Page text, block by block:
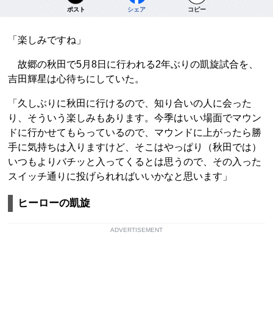
ポスト シェア コピー
「楽しみですね」
故郷の秋田で5月8日に行われる2年ぶりの凱旋試合を、
吉田輝星は心待ちにしていた。
「久しぶりに秋田に行けるので、知り合いの人に会った
り、そういう楽しみもあります。今季はいい場面でマウン
ドに行かせてもらっているので、マウンドに上がったら勝
手に気持ちは入りますけど、そこはやっぱり（秋田では）
いつもよりバチッと入ってくるとは思うので、その入った
スイッチ通りに投げられればいいかなと思います」
ヒーローの凱旋
ADVERTISEMENT